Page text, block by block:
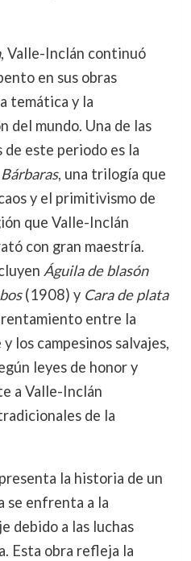
, Valle-Inclán continuó
en sus obras
temática y la
del mundo. Una de las
este periodo es la
, una trilogía que
y el primitivismo de
que Valle-Inclán
con gran maestría.
Águila de blasón
(1908) y Cara de plata
entre la
los campesinos salvajes,
leyes de honor y
a Valle-Inclán
de la
la historia de un
se enfrenta a la
debido a las luchas
Esta obra refleja la